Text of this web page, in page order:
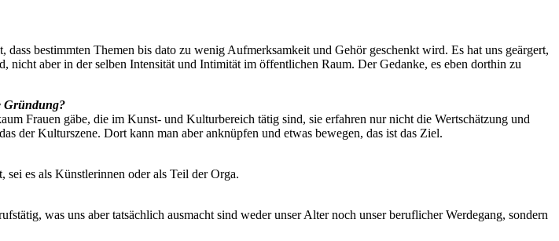
bestimmten Themen bis dato zu wenig Aufmerksamkeit und Gehör geschenkt wird. Es hat uns geärgert,
aber in der selben Intensität und Intimität im öffentlichen Raum. Der Gedanke, es eben dorthin zu
Gründung?
Frauen gäbe, die im Kunst- und Kulturbereich tätig sind, sie erfahren nur nicht die Wertschätzung und
der Kulturszene. Dort kann man aber anknüpfen und etwas bewegen, das ist das Ziel.
es als Künstlerinnen oder als Teil der Orga.
was uns aber tatsächlich ausmacht sind weder unser Alter noch unser beruflicher Werdegang, sondern